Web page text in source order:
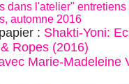
dans l'atelier"
automne 2016
: Shakti-Yoni:
Ropes (2016)
Marie-